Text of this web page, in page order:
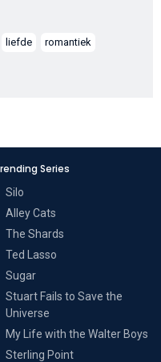
liefde
romantiek
Series
Silo
Alley Cats
The Shards
Ted Lasso
Sugar
Stuart Fails to Save the
Universe
My Life with the Walter Boys
Sterling Point